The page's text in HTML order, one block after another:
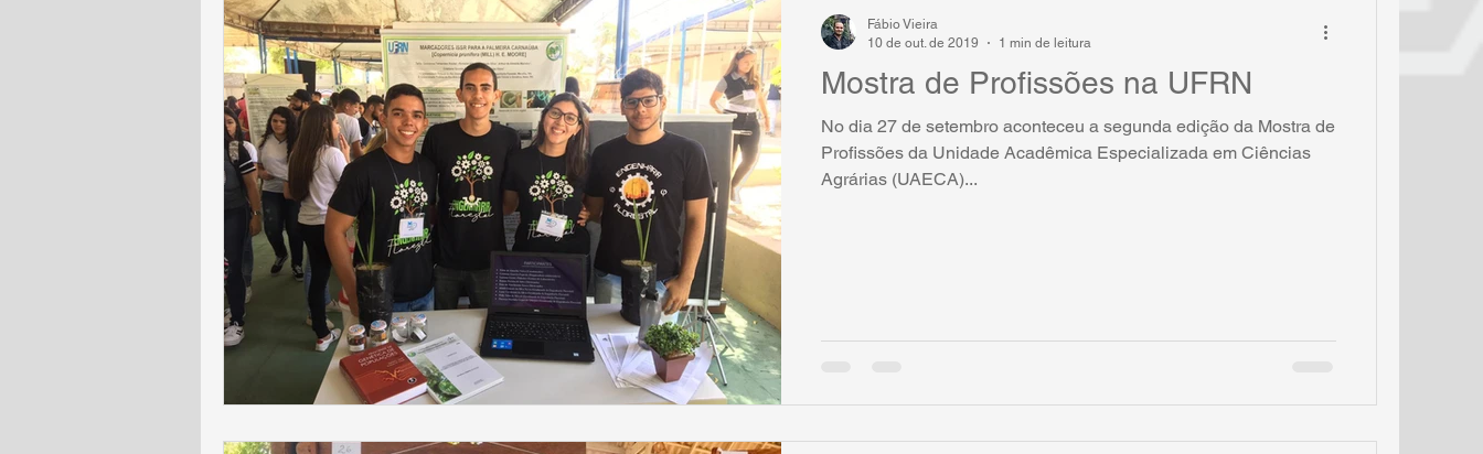
Mostra de Profissões na UFRN
No dia 27 de setembro aconteceu a segunda edição da Mostra de
Profissões da Unidade Acadêmica Especializada em Ciências
Agrárias (UAECA)...
Fábio Vieira
10 de out. de 2019
1 min de leitura